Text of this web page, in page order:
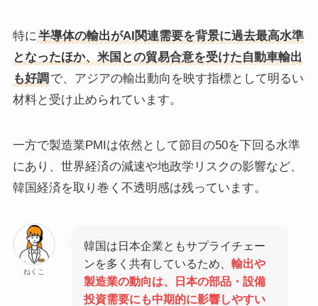
特に 半導体の輸出がAI関連需要を背景に過去最高水準
となったほか、米国との貿易合意を受けた自動車輸出
も好調 で、アジアの輸出動向を映す指標として明るい
材料と受け止められています。
一方で製造業PMIは依然として節目の50を下回る水準
にあり、世界経済の減速や地政学リスクの影響など、
韓国経済を取り巻く不透明感は残っています。
ねくこ
韓国は日本企業ともサプライチェー
ンを多く共有しているため、輸出や
製造業の動向は、日本の部品・設備
投資需要にも中期的に影響しやすい